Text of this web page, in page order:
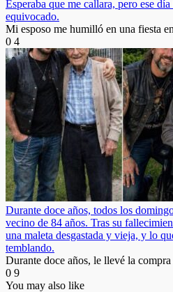
Esperaba que me callara, pero ese
equivocado.
Mi esposo me humilló en una fiesta
0 4
Durante doce años, todos los
vecino de 84 años. Tras su
una maleta desgastada y vieja, y lo
temblando.
Durante doce años, le llevé la
0 9
You may also like